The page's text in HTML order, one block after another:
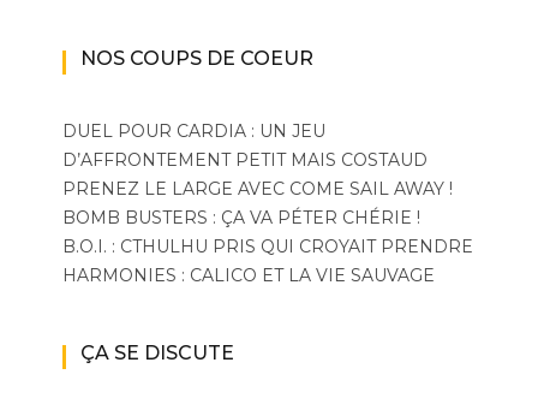
NOS COUPS DE COEUR
DUEL POUR CARDIA : UN JEU
D’AFFRONTEMENT PETIT MAIS COSTAUD
PRENEZ LE LARGE AVEC COME SAIL AWAY !
BOMB BUSTERS : ÇA VA PÉTER CHÉRIE !
B.O.I. : CTHULHU PRIS QUI CROYAIT PRENDRE
HARMONIES : CALICO ET LA VIE SAUVAGE
ÇA SE DISCUTE